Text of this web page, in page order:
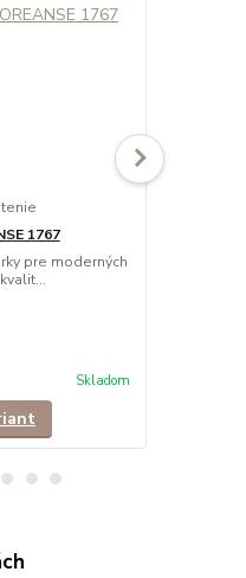
1767
pre moderných
Skladom